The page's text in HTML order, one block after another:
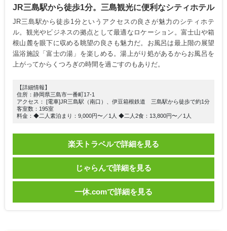
JR三島駅から徒歩1分。三島観光に便利なシティホテル
JR三島駅から徒歩1分というアクセスの良さが魅力のシティホテ
ル。観光やビジネスの拠点として最適なロケーション。富士山や箱
根山麓を眼下に収める眺望の良さも魅力だ。お風呂は最上階の展望
温浴施設「富士の湯」を楽しめる。湯上がり処があるからお風呂を
上がってからくつろぎの時間を過ごすのもありだ。
【詳細情報】
住所：静岡県三島市一番町17-1
アクセス： [電車]JR三島駅（南口）、伊豆箱根鉄道 三島駅から徒歩で約1分
客室数：195室
料金：◆二人素泊まり：9,000円〜／1人 ◆二人2食：13,800円〜／1人
楽天トラベルで詳細を見る
じゃらんで詳細を見る
一休.comで詳細を見る